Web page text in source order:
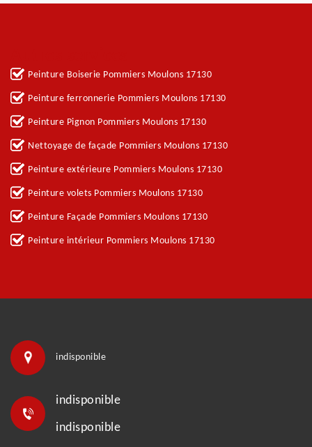
Peinture Boiserie Pommiers Moulons 17130
Peinture ferronnerie Pommiers Moulons 17130
Peinture Pignon Pommiers Moulons 17130
Nettoyage de façade Pommiers Moulons 17130
Peinture extérieure Pommiers Moulons 17130
Peinture volets Pommiers Moulons 17130
Peinture Façade Pommiers Moulons 17130
Peinture intérieur Pommiers Moulons 17130
indisponible
indisponible
indisponible